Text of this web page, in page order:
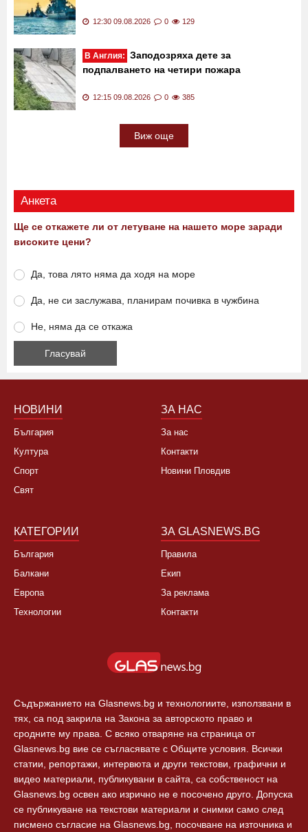
12:30 09.08.2026 0 129
В Англия: Заподозряха дете за
подпалването на четири пожара
12:15 09.08.2026 0 385
Виж още
Анкета
Ще се откажете ли от летуване на нашето море заради
високите цени?
Да, това лято няма да ходя на море
Да, не си заслужава, планирам почивка в чужбина
Не, няма да се откажа
НОВИНИ
България
Култура
Спорт
Свят
ЗА НАС
За нас
Контакти
Новини Пловдив
КАТЕГОРИИ
България
Балкани
Европа
Технологии
ЗА GLASNEWS.BG
Правила
Екип
За реклама
Контакти
Съдържанието на Glasnews.bg и технологиите, използвани в
тях, са под закрила на Закона за авторското право и
сродните му права. С всяко отваряне на страница от
Glasnews.bg вие се съгласявате с Общите условия. Всички
статии, репортажи, интервюта и други текстови, графични и
видео материали, публикувани в сайта, са собственост на
Glasnews.bg освен ако изрично не е посочено друго. Допуска
се публикуване на текстови материали и снимки само след
писмено съгласие на Glasnews.bg, посочване на източника и